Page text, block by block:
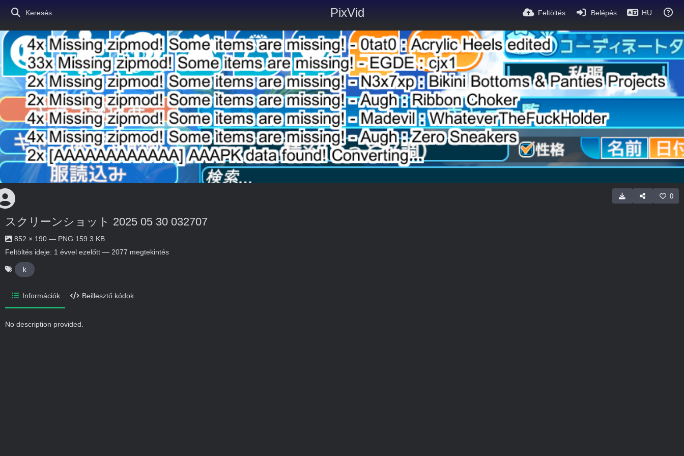
PixVid
Keresés Feltöltés Belépés HU
0
スクリーンショット 2025 05 30 032707
852 × 190 — PNG 159.3 KB
Feltöltés ideje: 1 évvel ezelőtt — 2077 megtekintés
k
Információk Beillesztő kódok
No description provided.